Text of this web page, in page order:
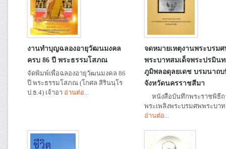
งานทำบุญฉลองอายุวัฒนมงคล
ครบ 86 ปี พระธรรมโสภณ
จัดพิมพ์เพื่อฉลองอายุวัฒนมงคล 86
ปี พระธรรมโสภณ (โกศล สิรินนฺโร
ป.ธ.4) เจ้าอา อ่านต่อ...
จดหมายเหตุงานพระบรมศ
พระบาทสมเด็จพระปรมิน
ภูมิพลอดุลยเดช บรมนาถบ
จังหวัดนครราชสีมา
หนังสือบันทึกพระราชพิธีถ
พระเพลิงพระบรมศพพระบาท
อ่านต่อ...